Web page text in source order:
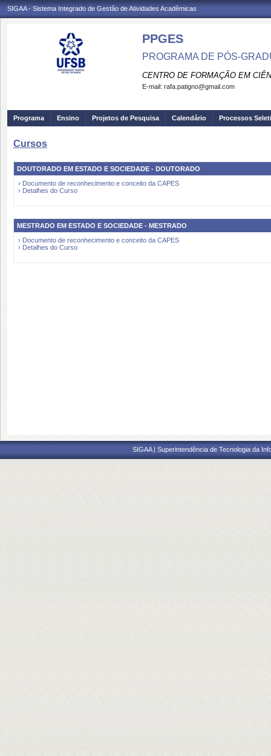
SIGAA - Sistema Integrado de Gestão de Atividades Acadêmicas
PPGES
PROGRAMA DE PÓS-
CENTRO DE FORMAÇÃO EM
E-mail: rafa.patigno@gmail.com
Programa Ensino Projetos de Pesquisa Calendário Processos
Cursos
DOUTORADO EM ESTADO E SOCIEDADE - DOUTORADO
› Documento de reconhecimento e conceito da CAPES
› Detalhes do Curso
MESTRADO EM ESTADO E SOCIEDADE - MESTRADO
› Documento de reconhecimento e conceito da CAPES
› Detalhes do Curso
SIGAA | Superintendência de Tecnologia da